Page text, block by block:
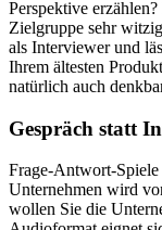
Perspektive
Zielgruppe sehr
als Interviewer und
Ihrem ältesten
natürlich auch
Gespräch statt
Frage-Antwort-
Unternehmen wird
wollen Sie die